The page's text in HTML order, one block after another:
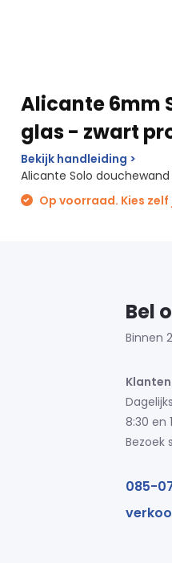
Alicante 6mm
glas - zwart
Bekijk handleiding >
Alicante Solo
Op voorraad. Kies
Bel
Binnen
8:30 en
Bezoek
085-